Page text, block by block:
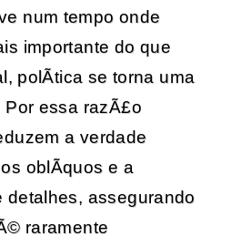
num tempo onde
importante do que
polÃ­tica se torna uma
Por essa razÃ£o
a verdade
oblÃ­quos e a
detalhes, assegurando
raramente